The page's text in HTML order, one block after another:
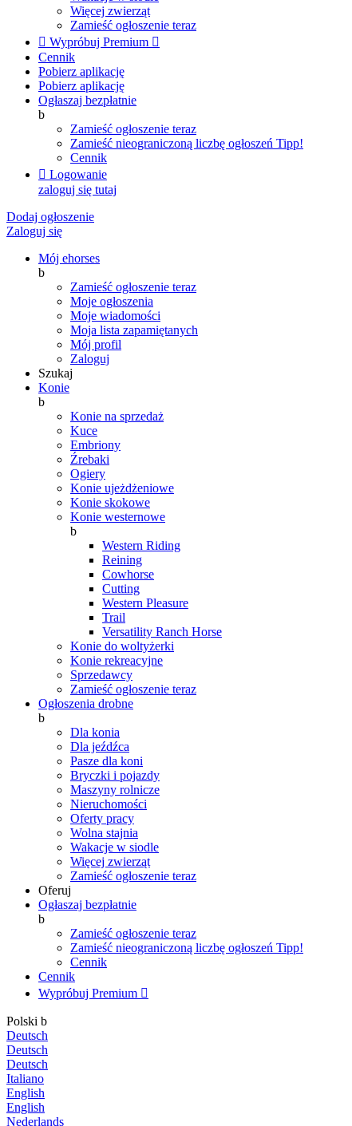
Więcej zwierząt
Zamieść ogłoszenie teraz
 Wypróbuj Premium 
Cennik
Pobierz aplikację
Pobierz aplikację
Ogłaszaj bezpłatnie
b
Zamieść ogłoszenie teraz
Zamieść nieograniczoną liczbę ogłoszeń Tipp!
Cennik
 Logowanie
zaloguj się tutaj
Dodaj ogłoszenie
Zaloguj się
Mój ehorses
b
Zamieść ogłoszenie teraz
Moje ogłoszenia
Moje wiadomości
Moja lista zapamiętanych
Mój profil
Zaloguj
Szukaj
Konie
b
Konie na sprzedaż
Kuce
Embriony
Źrebaki
Ogiery
Konie ujeżdżeniowe
Konie skokowe
Konie westernowe
b
Western Riding
Reining
Cowhorse
Cutting
Western Pleasure
Trail
Versatility Ranch Horse
Konie do woltyżerki
Konie rekreacyjne
Sprzedawcy
Zamieść ogłoszenie teraz
Ogłoszenia drobne
b
Dla konia
Dla jeźdźca
Pasze dla koni
Bryczki i pojazdy
Maszyny rolnicze
Nieruchomości
Oferty pracy
Wolna stajnia
Wakacje w siodle
Więcej zwierząt
Zamieść ogłoszenie teraz
Oferuj
Ogłaszaj bezpłatnie
b
Zamieść ogłoszenie teraz
Zamieść nieograniczoną liczbę ogłoszeń Tipp!
Cennik
Cennik
Wypróbuj Premium 
Polski b
Deutsch
Deutsch
Deutsch
Italiano
English
English
Nederlands